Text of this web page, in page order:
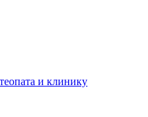
и клинику